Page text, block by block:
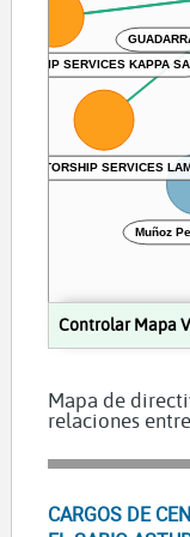
Controlar Mapa
SERVICES KAPPA
Muñoz
DIRECTORSHIP SERVICES
Mapa de
relaciones
CARGOS DE